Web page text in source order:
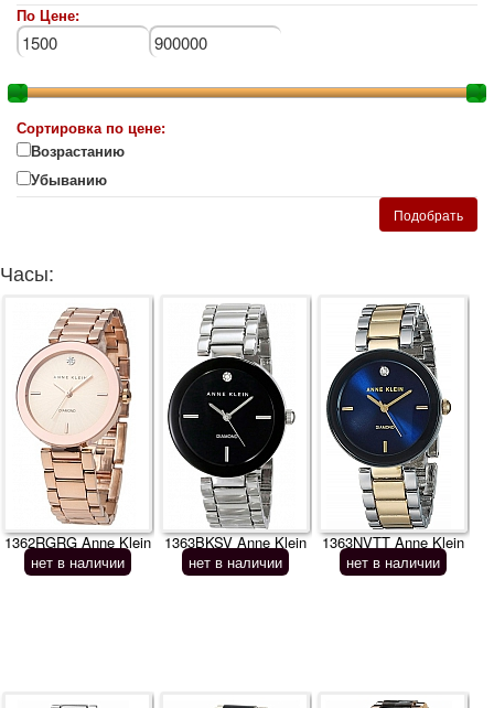
По Цене:
Сортировка по цене:
Возрастанию
Убыванию
Часы:
1362RGRG Anne Klein
нет в наличии
1363BKSV Anne Klein
нет в наличии
1363NVTT Anne Klein
нет в наличии